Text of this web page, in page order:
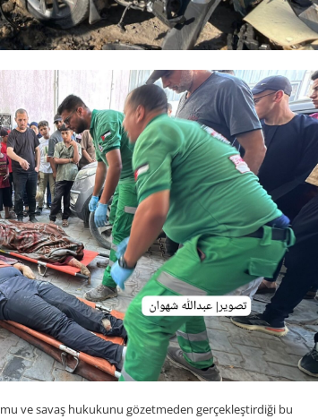
ve savaş hukukunu gözetmeden gerçekleştirdiği bu